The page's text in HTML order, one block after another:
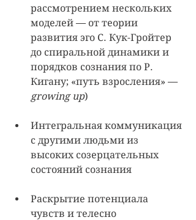
рассмотрением нескольких
моделей — от теории
развития эго С. Кук-Гройтер
до спиральной динамики и
порядков сознания по Р.
Кигану; «путь взросления» —
growing up)
Интегральная коммуникация
с другими людьми из
высоких созерцательных
состояний сознания
Раскрытие потенциала
чувств и телесно